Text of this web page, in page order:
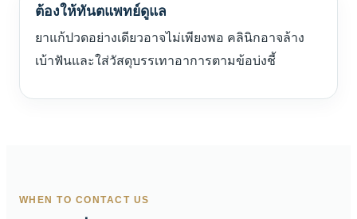
ต้องให้ทันตแพทย์ดูแล
ยาแก้ปวดอย่างเดียวอาจไม่เพียงพอ คลินิกอาจล้าง
เบ้าฟันและใส่วัสดุบรรเทาอาการตามข้อบ่งชี้
WHEN TO CONTACT US